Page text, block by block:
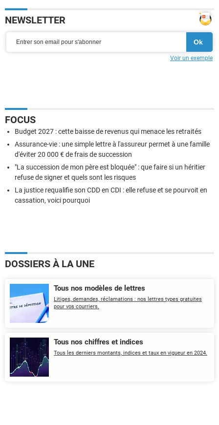
NEWSLETTER
Voir un exemple
FOCUS
Budget 2027 : cette baisse de revenus qui menace les retraités
Assurance-vie : une simple lettre à l'assureur permet à une famille
d'éviter 20 000 € de frais de succession
"La succession de mon père est bloquée" : que faire si un héritier
refuse de signer et quels sont les risques
La justice requalifie son CDD en CDI : elle refuse et se pourvoit en
cassation, voici pourquoi
DOSSIERS À LA UNE
Tous nos modèles de lettres
Litiges, demandes, réclamations : nos lettres types gratuites
pour vos courriers.
Tous nos chiffres et indices
Tous les derniers montants, indices et taux en vigueur en 2024.